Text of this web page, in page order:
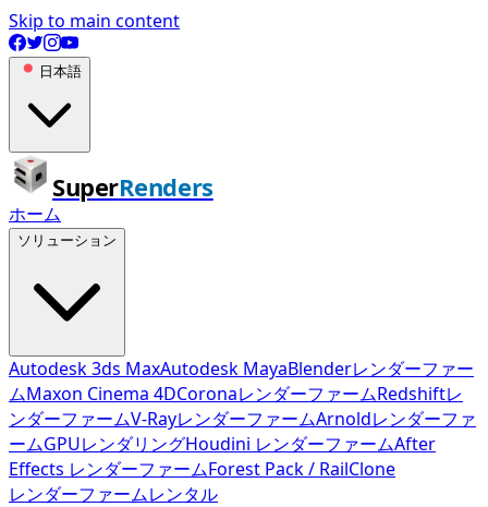
Skip to main content
日本語
SuperRenders
ホーム
ソリューション
Autodesk 3ds MaxAutodesk MayaBlenderレンダーファー
ムMaxon Cinema 4DCoronaレンダーファームRedshiftレ
ンダーファームV-RayレンダーファームArnoldレンダーファ
ームGPUレンダリングHoudini レンダーファームAfter
Effects レンダーファームForest Pack / RailClone
レンダーファームレンタル